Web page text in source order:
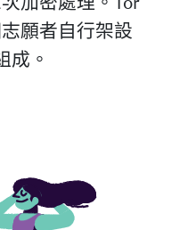
願者自行架設
成。